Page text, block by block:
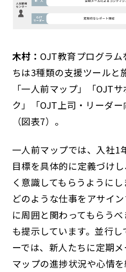
木村： OJT教育プログラ
ちは3種類の支援ツールと
「一人前マップ」「OJT
ク」「OJT上司・リーダ
（図表7）。
一人前マップでは、入社1
目標を具体的に定義づけ
く意識してもらうように
どのような仕事をアサイ
に周囲と関わってもらう
も提示しています。並行
ーでは、新人たちに定期
マップの進捗状況や心情